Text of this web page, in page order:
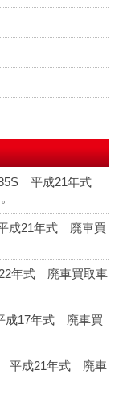
平成21年式
。
成21年式 廃車買
年式 廃車買取車
17年式 廃車買
平成21年式 廃車